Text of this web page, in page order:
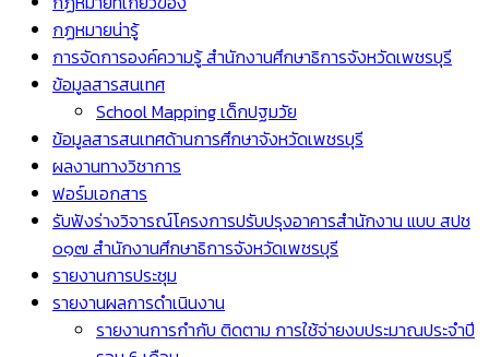
กฏหมายน่ารู้
การจัดการองค์ความรู้ สำนักงานศึกษาธิการจังหวัดเพชรบุรี
ข้อมูลสารสนเทศ
School Mapping เด็กปฐมวัย
ข้อมูลสารสนเทศด้านการศึกษาจังหวัดเพชรบุรี
ผลงานทางวิชาการ
ฟอร์มเอกสาร
รับฟังร่างวิจารณ์โครงการปรับปรุงอาคารสำนักงาน แบบ สปช
๐๑๗ สำนักงานศึกษาธิการจังหวัดเพชรบุรี
รายงานการประชุม
รายงานผลการดำเนินงาน
รายงานการกำกับ ติดตาม การใช้จ่ายงบประมาณประจำปี